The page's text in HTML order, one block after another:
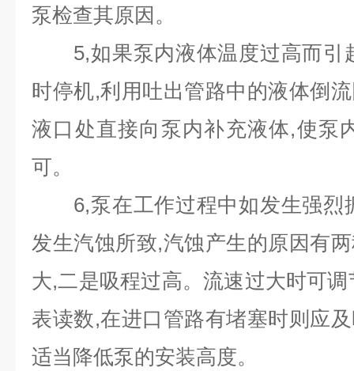
泵检查其原因。
5,如果泵内液体温度过高而引
时停机,利用吐出管路中的液体倒
液口处直接向泵内补充液体,使泵
可。
6,泵在工作过程中如发生强烈
发生汽蚀所致,汽蚀产生的原因有
大,二是吸程过高。流速过大时可
表读数,在进口管路有堵塞时则应
适当降低泵的安装高度。